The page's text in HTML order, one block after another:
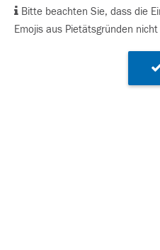
Bitte beachten Sie, dass die
Emojis aus Pietätsgründen